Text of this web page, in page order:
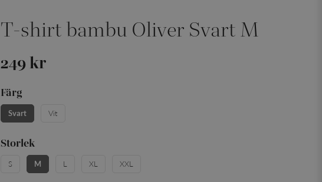
T-shirt bambu Oliver Svart M
249 kr
Färg
Svart Vit
Storlek
S M L XL XXL